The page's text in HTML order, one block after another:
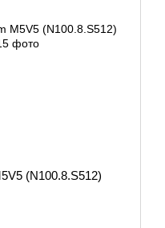
(N100.8.S512)